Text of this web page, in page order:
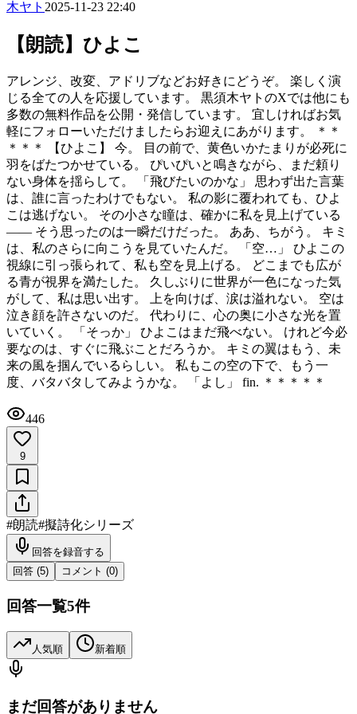
木ヤト 2025-11-23 22:40
【朗読】ひよこ
アレンジ、改変、アドリブなどお好きにどうぞ。 楽しく演
じる全ての人を応援しています。 黒須木ヤトのXでは他にも
多数の無料作品を公開・発信しています。 宜しければお気
軽にフォローいただけましたらお迎えにあがります。 ＊＊
＊＊＊ 【ひよこ】 今。 目の前で、黄色いかたまりが必死に
羽をばたつかせている。 ぴいぴいと鳴きながら、まだ頼り
ない身体を揺らして。 「飛びたいのかな」 思わず出た言葉
は、誰に言ったわけでもない。 私の影に覆われても、ひよ
こは逃げない。 その小さな瞳は、確かに私を見上げている
―― そう思ったのは一瞬だけだった。 ああ、ちがう。 キミ
は、私のさらに向こうを見ていたんだ。 「空…」 ひよこの
視線に引っ張られて、私も空を見上げる。 どこまでも広が
る青が視界を満たした。 久しぶりに世界が一色になった気
がして、私は思い出す。 上を向けば、涙は溢れない。 空は
泣き顔を許さないのだ。 代わりに、心の奥に小さな光を置
いていく。 「そっか」 ひよこはまだ飛べない。 けれど今必
要なのは、すぐに飛ぶことだろうか。 キミの翼はもう、未
来の風を掴んでいるらしい。 私もこの空の下で、もう一
度、バタバタしてみようかな。 「よし」 fin. ＊＊＊＊＊
446
9
#朗読#擬詩化シリーズ
回答を録音する
回答 (5) コメント (0)
回答一覧5件
人気順 新着順
まだ回答がありません